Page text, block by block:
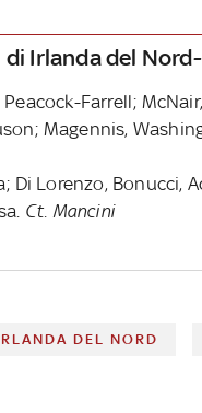
Irlanda del
Farrell;
Magennis,
Di Lorenzo, Bonucci,
Ct. Mancini
DEL NORD